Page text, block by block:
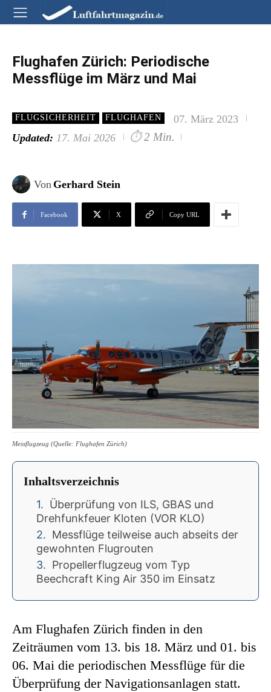
Flughafen Zürich: Periodische
Messflüge im März und Mai
FLUGSICHERHEIT FLUGHAFEN
07. März 2023
Updated: 17. Mai 2026 ⏱ 2 Min.
Von Gerhard Stein
Facebook X Copy URL
Messflugzeug (Quelle: Flughafen Zürich)
Inhaltsverzeichnis
Überprüfung von ILS, GBAS und
Drehfunkfeuer Kloten (VOR KLO)
Messflüge teilweise auch abseits der
gewohnten Flugrouten
Propellerflugzeug vom Typ
Beechcraft King Air 350 im Einsatz
Am Flughafen Zürich finden in den
Zeiträumen vom 13. bis 18. März und 01. bis
06. Mai die periodischen Messflüge für die
Überprüfung der Navigationsanlagen statt.